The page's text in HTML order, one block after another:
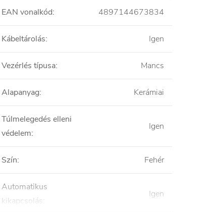
EAN vonalkód: 4897144673834
Kábeltárolás: Igen
Vezérlés típusa: Mancs
Alapanyag: Kerámiai
Túlmelegedés elleni
védelem:
Igen
Szín: Fehér
Automatikus
kikapcsolás:
Igen